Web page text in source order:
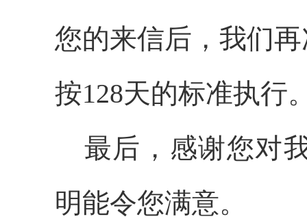
您的来信后，我们
按128天的标准执行
最后， 感谢您对
明能令您满意。